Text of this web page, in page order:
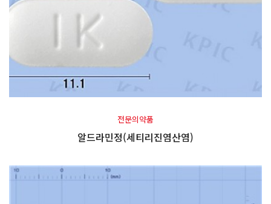
전문의약품
알드라민정(세티리진염산염)